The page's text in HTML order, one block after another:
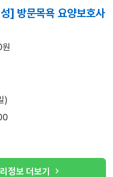
] 방문목욕 요양보호사
)
정보 더보기